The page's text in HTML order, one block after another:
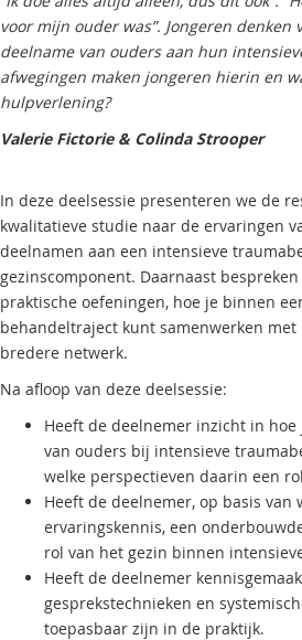
voor mijn ouder was”. Jongeren denken
deelname van ouders aan hun
afwegingen maken jongeren hierin en
hulpverlening?
Valerie Fictorie & Colinda Strooper
In deze deelsessie presenteren we de
kwalitatieve studie naar de ervaringen
deelnamen aan een intensieve
gezinscomponent. Daarnaast
praktische oefeningen, hoe je binnen
behandeltraject kunt samenwerken
bredere netwerk.
Na afloop van deze deelsessie:
Heeft de deelnemer inzicht in
van ouders bij intensieve
welke perspectieven daarin een
Heeft de deelnemer, op basis van
ervaringskennis, een
rol van het gezin binnen
Heeft de deelnemer
gesprekstechnieken en
toepasbaar zijn in de praktijk.